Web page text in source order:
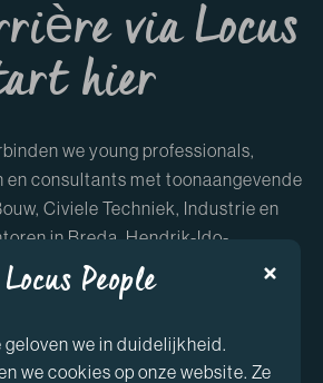
via Locus
hier
we young professionals,
en consultants met toonaangevende
Civiele Techniek, Industrie en
in Breda, Hendrik-Ido-
en Leeuwarden helpen we
bij het vinden van uitdagende
Civiele Techniek projecten,
ICT opdrachten.
People
geloven we in duidelijkheid.
we cookies op onze website. Ze